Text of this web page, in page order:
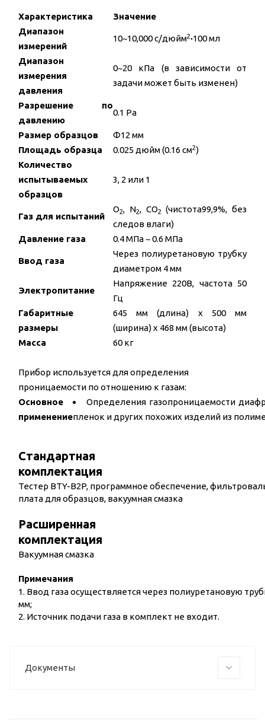
Характеристика
Значение
Диапазон
измерений
10~10,000 с/дюйм2·100 мл
Диапазон
измерения
давления
0~20 кПа (в зависимости от
задачи может быть изменен)
Разрешение по
давлению
0.1 Pa
Размер образцов
Φ12 мм
Площадь образца
0.025 дюйм (0.16 см2)
Количество
испытываемых
образцов
3, 2 или 1
Газ для испытаний
O2, N2, CO2
(чистота99,9%, без
следов влаги)
Давление газа
0.4 МПа ~ 0.6 МПа
Ввод газа
Через полиуретановую трубку
диаметром 4 мм
Электропитание
Напряжение 220В, частота 50
Гц
Габаритные
размеры
645 мм (длина) x 500 мм
(ширина) x 468 мм (высота)
Масса
60 кг
Прибор используется для определения
проницаемости по отношению к газам:
Основное
применение
Определения газопроницаемости
пленок и других похожих изделий из
Стандартная
комплектация
Тестер BTY-B2P, программное обеспечение,
плата для образцов, вакуумная смазка
Расширенная
комплектация
Вакуумная смазка
Примечания
1. Ввод газа осуществляется через полиуретановую
мм;
2. Источник подачи газа в комплект не входит.
Документы